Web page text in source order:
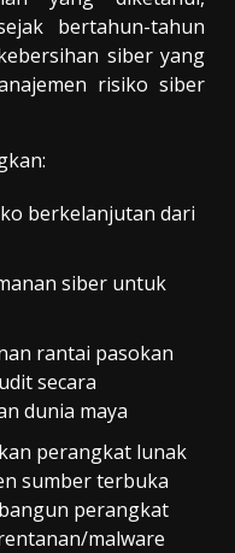
bertahun-tahun
siber yang
risiko siber
berkelanjutan dari
siber untuk
rantai pasokan
secara
dunia maya
perangkat lunak
sumber terbuka
perangkat
malware